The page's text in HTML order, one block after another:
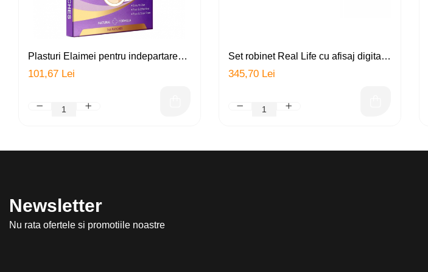
Plasturi Elaimei pentru indepartarea
fara durere si cicatrici a alunitelor,
negilor si acneei, hraneste,
101,67 Lei
Set robinet Real Life cu afisaj digital,
doua filtre (filtru carbon activ + filtru
ceramic), lumina UV, 8 nivele de
clorul, metalele grele, conectori
345,70 Lei
Newsletter
Nu rata ofertele si promotiile noastre